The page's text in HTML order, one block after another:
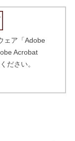
ェア「Adobe
Acrobat
ださい。